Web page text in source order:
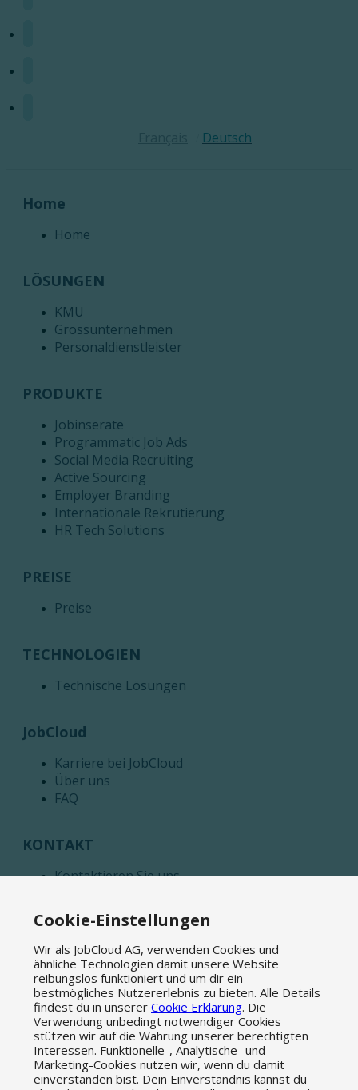
Deutsch
Home
Home
LÖSUNGEN
KMU
Grossunternehmen
Personaldienstleister
PRODUKTE
Jobinserate
Programmatic Job Ads
Social Media Recruiting
Active Sourcing
Employer Branding
Internationale Rekrutierung
HR Tech Solutions
PREISE
Preise
TECHNOLOGIEN
Technische Lösungen
JobCloud
Karriere bei JobCloud
Über uns
FAQ
KONTAKT
Kontaktieren Sie uns
Affiliate Programm
News
Blog
Newsletter abonnieren
© 2026 JobCloud — Alle Rechte vorbehalten
Cookie-Einstellungen
Wir als JobCloud AG, verwenden Cookies und
ähnliche Technologien damit unsere Website
reibungslos funktioniert und um dir ein
bestmögliches Nutzererlebnis zu bieten. Alle Details
findest du in unserer Cookie Erklärung. Die
Verwendung unbedingt notwendiger Cookies
stützen wir auf die Wahrung unserer berechtigten
Interessen. Funktionelle-, Analytische- und
Marketing-Cookies nutzen wir, wenn du damit
einverstanden bist. Dein Einverständnis kannst du